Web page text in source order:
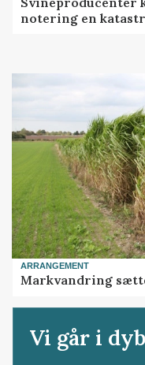
notering en
ARRANGEMENT
Markvandring
Vi går i